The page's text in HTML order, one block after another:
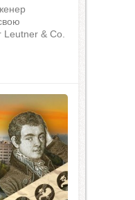
Leutner & Co.